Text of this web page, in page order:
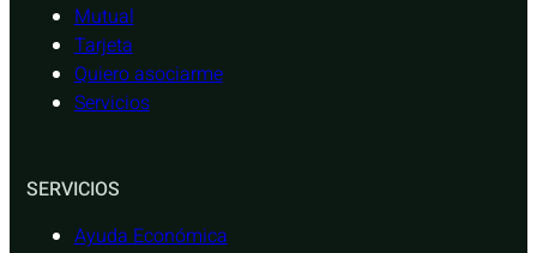
Mutual
Tarjeta
Quiero asociarme
Servicios
SERVICIOS
Ayuda Económica